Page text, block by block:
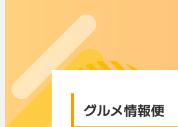
グルメ情報便